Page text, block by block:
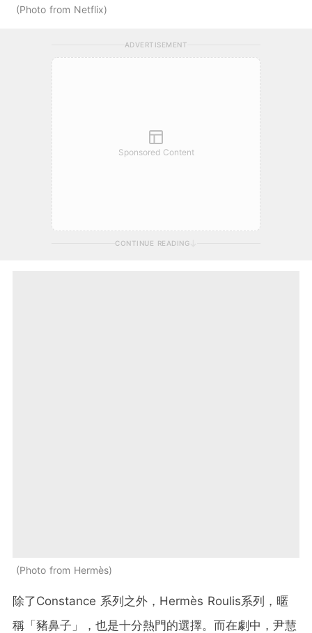
Photo from Netflix
ADVERTISEMENT
Sponsored Content
CONTINUE READING
Photo from Hermès
除了Constance 系列之外，Hermès Roulis系列，暱
稱「豬鼻子」，也是十分熱門的選擇。而在劇中，尹慧